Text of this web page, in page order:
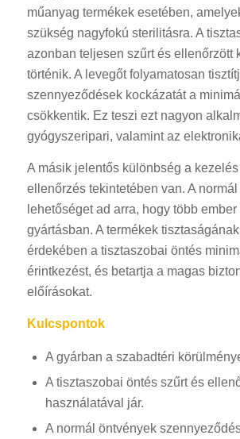
műanyag termékek esetében,
szükség nagyfokú sterilitásra. A
azonban teljesen szűrt és ellenőrzött
történik. A levegőt folyamatosan
szennyeződések kockázatát a
csökkentik. Ez teszi ezt nagyon
gyógyszeripari, valamint az
A másik jelentős különbség a
ellenőrzés tekintetében van. A
lehetőséget ad arra, hogy több
gyártásban. A termékek
érdekében a tisztaszobai öntés
érintkezést, és betartja a magas
előírásokat.
Kulcspontok
A gyárban a szabadtéri
A tisztaszobai öntés szűrt és
használatával jár.
A normál öntvények